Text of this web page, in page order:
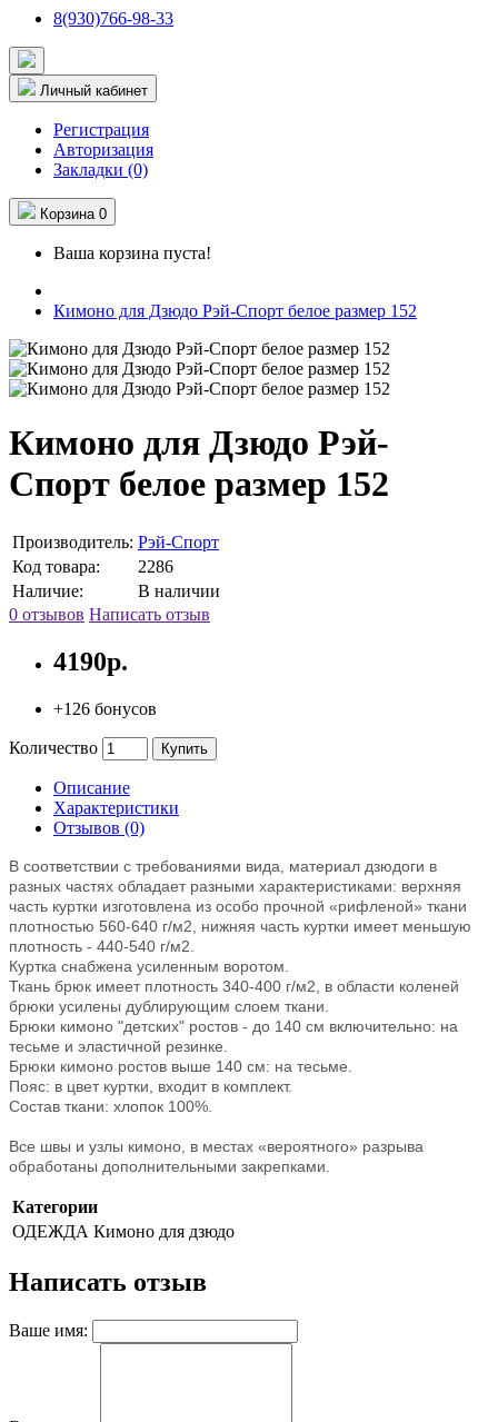
8(930)766-98-33
Личный кабинет
Регистрация
Авторизация
Закладки (0)
Корзина 0
Ваша корзина пуста!
Кимоно для Дзюдо Рэй-Спорт белое размер 152
Кимоно для Дзюдо Рэй-
Спорт белое размер 152
Производитель: Рэй-Спорт
Код товара:
2286
Наличие:
В наличии
0 отзывов Написать отзыв
4190р.
+126 бонусов
Количество Купить
Описание
Характеристики
Отзывов (0)
В соответствии с требованиями вида, материал дзюдоги в
разных частях обладает разными характеристиками: верхняя
часть куртки изготовлена из особо прочной «рифленой» ткани
плотностью 560-640 г/м2, нижняя часть куртки имеет меньшую
плотность - 440-540 г/м2.
Куртка снабжена усиленным воротом.
Ткань брюк имеет плотность 340-400 г/м2, в области коленей
брюки усилены дублирующим слоем ткани.
Брюки кимоно "детских" ростов - до 140 см включительно: на
тесьме и эластичной резинке.
Брюки кимоно ростов выше 140 см: на тесьме.
Пояс: в цвет куртки, входит в комплект.
Состав ткани: хлопок 100%.
Все швы и узлы кимоно, в местах «вероятного» разрыва
обработаны дополнительными закрепками.
Категории
ОДЕЖДА Кимоно для дзюдо
Написать отзыв
Ваше имя: